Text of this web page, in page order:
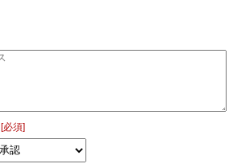
[必須]